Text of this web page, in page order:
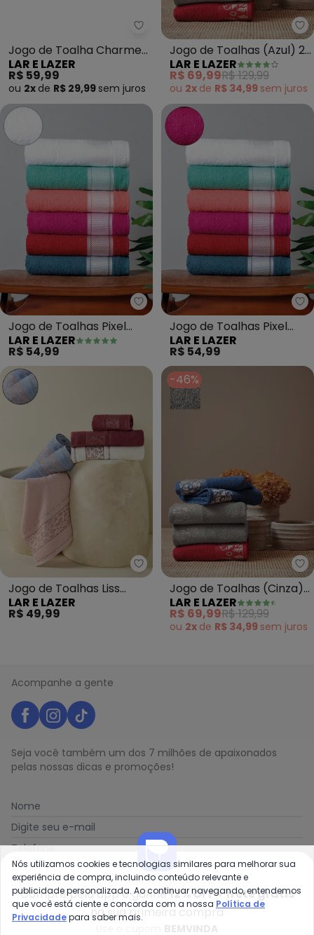
Lar e Lazer - Jogo de Toalha
Jogo de Toalha Charme
(Marsala) 2 Peças
LAR E LAZER
R$ 59,99
ou 2x de R$ 29,99 sem juros
Jogo de Toalhas (Azul) 2
Peças
LAR E LAZER
R$ 69,99R$ 129,99
ou 2x de R$ 34,99 sem juros
Lar e Lazer - Jogo de Toalhas
Jogo de Toalhas Pixel
(Off White) 2 Peças
LAR E LAZER
R$ 54,99
Jogo de Toalhas Pixel
(Rosa Intenso) 2 Peças
LAR E LAZER
R$ 54,99
Lar e Lazer - Jogo de Toalhas
Jogo de Toalhas Liss
(Capri) 2 Peças
LAR E LAZER
R$ 49,99
-46%
Jogo de Toalhas (Cinza)
2 Peças
LAR E LAZER
R$ 69,99R$ 129,99
ou 2x de R$ 34,99 sem juros
Acompanhe a gente
Seja você também um dos 7 milhões de apaixonados
pelas nossas dicas e promoções!
Nome
Digite seu e-mail
Telefone
Receber novidades
Ao enviar o cadastro, você concorda com a nossa Política
de Privacidade
Compre pelo app e ganhe12% OFF + frete grátis
na sua primeira compra
Nós utilizamos cookies e tecnologias similares para melhorar sua
experiência de compra, incluindo conteúdo relevante e
publicidade personalizada. Ao continuar navegando, entendemos
que você está ciente e concorda com a nossa Política de
Privacidadepara saber mais.